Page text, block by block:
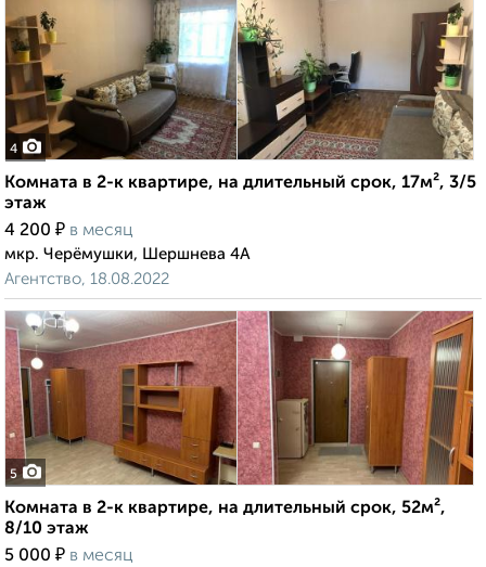
4
Комната в 2-к квартире, на длительный срок, 17м², 3/5
этаж
4 200 ₽ в месяц
мкр. Черёмушки, Шершнева 4А
Агентство, 18.08.2022
5
Комната в 2-к квартире, на длительный срок, 52м²,
8/10 этаж
5 000 ₽ в месяц